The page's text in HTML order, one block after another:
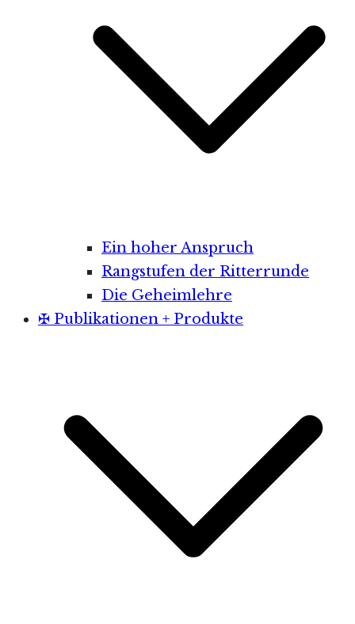
Ein hoher Anspruch
Rangstufen der Ritterrunde
Die Geheimlehre
✠ Publikationen + Produkte